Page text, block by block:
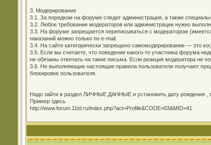
3. Модерирование
3.1. За порядком на форуме следит администрация, а также
3.2. Любое требование модераторов или администрации нужно
3.3. На форуме запрещается переписываться с модератором
наказаний можно только по e-mail.
3.4. На сайте категорически запрещено самомодерирование — это
3.5. Если вы считаете, что поведение какого-то участника форума
не обязаны отвечать на такие письма. Если реакция модератора не
3.6. Не выполняющие настоящие правила пользователи получают
блокировке пользователя.
Надо зайти в раздел ЛИЧНЫЕ ДАННЫЕ и установить дату рождения ,
Пример здесь
http://www.forum.11td.ru/index.php?act=Profile&CODE=03&MID=41